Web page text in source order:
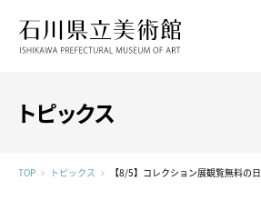
繁體中文
トピックス
TOP トピックス 【8/5】コレクション展観覧無料の日
简体中文